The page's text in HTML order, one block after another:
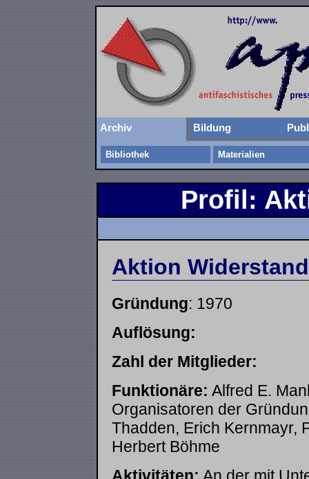
Archiv Bildung
Bibliothek Materialien
Profil:
Aktion Widerstand
Gründung: 1970
Auflösung:
Zahl der Mitglieder:
Funktionäre: Alfred E.
Organisatoren der
Thadden, Erich Kernmayr,
Herbert Böhme